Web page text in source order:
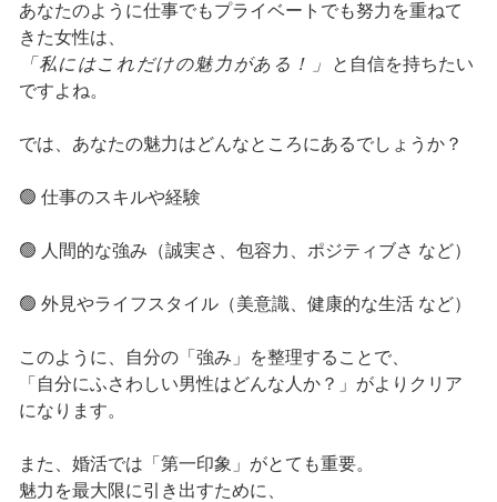
あなたのように仕事でもプライベートでも努力を重ねて
きた女性は、
「私にはこれだけの魅力がある！」
と自信を持ちたい
ですよね。
では、あなたの魅力はどんなところにあるでしょうか？
🟢 仕事のスキルや経験
🟢 人間的な強み（誠実さ、包容力、ポジティブさ など）
🟢 外見やライフスタイル（美意識、健康的な生活 など）
このように、自分の「強み」を整理することで、
「自分にふさわしい男性はどんな人か？」がよりクリア
になります。
また、婚活では「第一印象」がとても重要。
魅力を最大限に引き出すために、